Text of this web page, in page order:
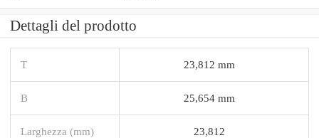
Dettagli del prodotto
T 23,812 mm
B 25,654 mm
Larghezza (mm) 23,812